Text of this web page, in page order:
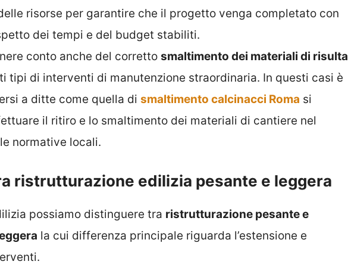
risorse per garantire che il progetto venga completato con
dei tempi e del budget stabiliti.
conto anche del corretto smaltimento dei materiali di risulta
tipi di interventi di manutenzione straordinaria. In questi casi è
a ditte come quella di smaltimento calcinacci Roma si
il ritiro e lo smaltimento dei materiali di cantiere nel
normative locali.
ristrutturazione edilizia pesante e leggera
possiamo distinguere tra ristrutturazione pesante e
la cui differenza principale riguarda l’estensione e